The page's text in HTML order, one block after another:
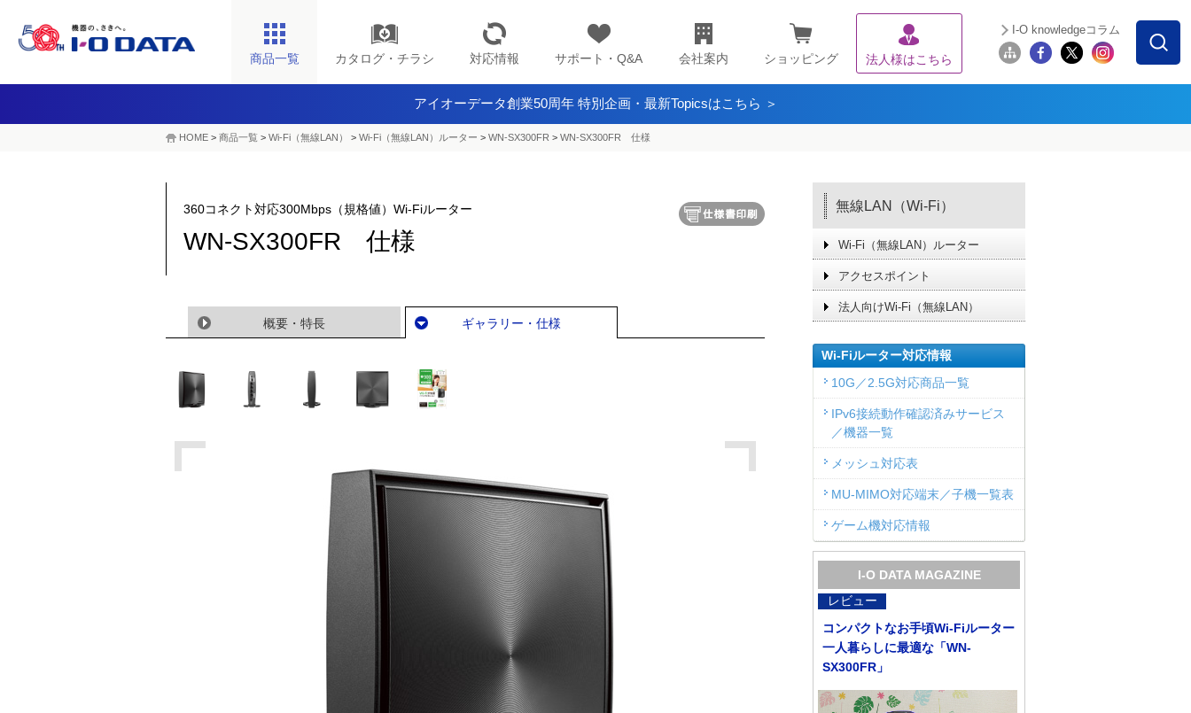
商品一覧 カタログ・チラシ 対応情報 サポート・Q&A 会社案内 ショッピング 法人様はこちら
I-O knowledgeコラム
アイオーデータ創業50周年 特別企画・最新Topicsはこちら ＞
HOME > 商品一覧 > Wi-Fi（無線LAN） > Wi-Fi（無線LAN）ルーター > WN-SX300FR > WN-SX300FR 仕様
360コネクト対応300Mbps（規格値）Wi-Fiルーター
WN-SX300FR 仕様
概要・特長 ギャラリー・仕様
無線LAN（Wi-Fi）
Wi-Fi（無線LAN）ルーター
アクセスポイント
法人向けWi-Fi（無線LAN）
Wi-Fiルーター対応情報
10G／2.5G対応商品一覧
IPv6接続動作確認済みサービス
／機器一覧
メッシュ対応表
MU-MIMO対応端末／子機一覧表
ゲーム機対応情報
I-O DATA MAGAZINE
レビュー
コンパクトなお手頃Wi-Fiルーター
一人暮らしに最適な「WN-
SX300FR」